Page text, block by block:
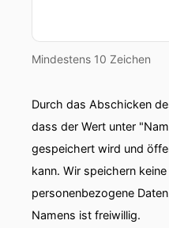
Mindestens 10 Zeichen
Durch das Abschicken
dass der Wert unter
gespeichert wird und
kann. Wir speichern
personenbezogene
Namens ist freiwillig.